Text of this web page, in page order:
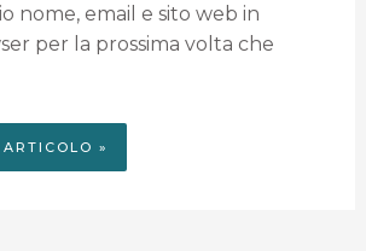
nome, email e sito web in
per la prossima volta che